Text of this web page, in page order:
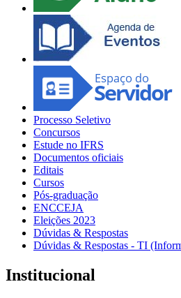
Processo Seletivo
Concursos
Estude no IFRS
Documentos oficiais
Editais
Cursos
Pós-graduação
ENCCEJA
Eleições 2023
Dúvidas & Respostas
Dúvidas & Respostas - TI
Institucional